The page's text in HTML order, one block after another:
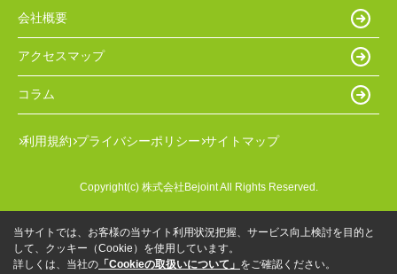
会社概要
アクセスマップ
コラム
利用規約 プライバシーポリシー サイトマップ
Copyright(c) 株式会社Bejoint All Rights Reserved.
当サイトでは、お客様の当サイト利用状況把握、サービス向上検討を目的と
して、クッキー（Cookie）を使用しています。
詳しくは、当社の 「Cookieの取扱いについて」 をご確認ください。